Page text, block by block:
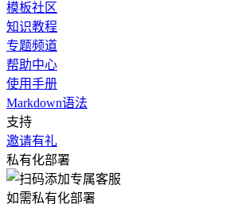
模板社区
知识教程
专题频道
帮助中心
使用手册
Markdown语法
支持
邀请有礼
私有化部署
如需私有化部署